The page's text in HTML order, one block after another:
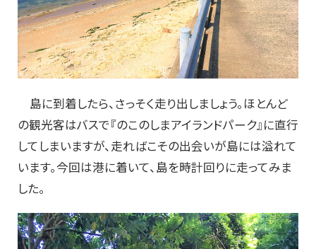
島に到着したら、さっそく走り出しましょう。ほとんど
の観光客はバスで『のこのしまアイランドパーク』に直行
してしまいますが、走ればこその出会いが島には溢れて
います。今回は港に着いて、島を時計回りに走ってみま
した。